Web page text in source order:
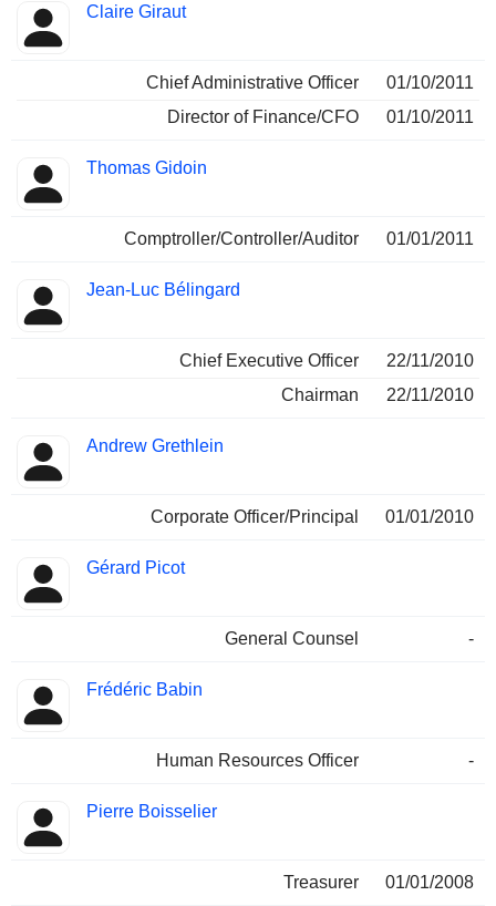
Claire Giraut
Chief Administrative Officer
01/10/2011
Director of Finance/CFO
01/10/2011
Thomas Gidoin
Comptroller/Controller/Auditor 01/01/2011
Jean-Luc Bélingard
Chief Executive Officer
22/11/2010
Chairman
22/11/2010
Andrew Grethlein
Corporate Officer/Principal 01/01/2010
Gérard Picot
General Counsel -
Frédéric Babin
Human Resources Officer -
Pierre Boisselier
Treasurer 01/01/2008